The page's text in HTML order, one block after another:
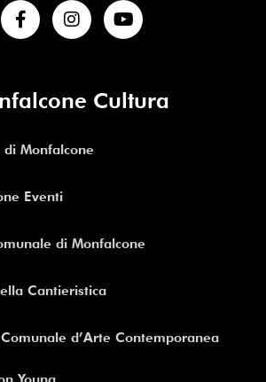
Cultura
di Monfalcone
Eventi
di Monfalcone
Cantieristica
d’Arte Contemporanea